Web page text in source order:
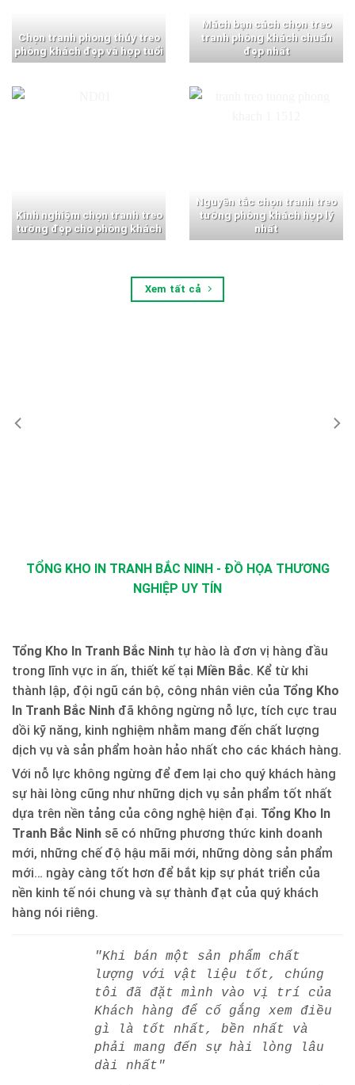
Chọn tranh phong thủy treo
phòng khách đẹp và hợp tuổi
Mách bạn cách chọn treo
tranh phòng khách chuẩn
đẹp nhất
Kinh nghiệm chọn tranh treo
tường đẹp cho phòng khách
Nguyên tắc chọn tranh treo
tường phòng khách hợp lý
nhất
Xem tất cả
TỔNG KHO IN TRANH BẮC NINH - ĐỒ HỌA THƯƠNG
NGHIỆP UY TÍN
Tổng Kho In Tranh Bắc Ninh tự hào là đơn vị hàng đầu
trong lĩnh vực in ấn, thiết kế tại Miền Bắc. Kể từ khi
thành lập, đội ngũ cán bộ, công nhân viên của Tổng Kho
In Tranh Bắc Ninh đã không ngừng nỗ lực, tích cực trau
dồi kỹ năng, kinh nghiệm nhằm mang đến chất lượng
dịch vụ và sản phẩm hoàn hảo nhất cho các khách hàng.
Với nỗ lực không ngừng để đem lại cho quý khách hàng
sự hài lòng cũng như những dịch vụ sản phẩm tốt nhất
dựa trên nền tảng của công nghệ hiện đại. Tổng Kho In
Tranh Bắc Ninh sẽ có những phương thức kinh doanh
mới, những chế độ hậu mãi mới, những dòng sản phẩm
mới… ngày càng tốt hơn để bắt kịp sự phát triển của
nền kinh tế nói chung và sự thành đạt của quý khách
hàng nói riêng.
"Khi bán một sản phẩm chất
lượng với vật liệu tốt, chúng
tôi đã đặt mình vào vị trí của
Khách hàng để cố gắng xem điều
gì là tốt nhất, bền nhất và
phải mang đến sự hài lòng lâu
dài nhất"